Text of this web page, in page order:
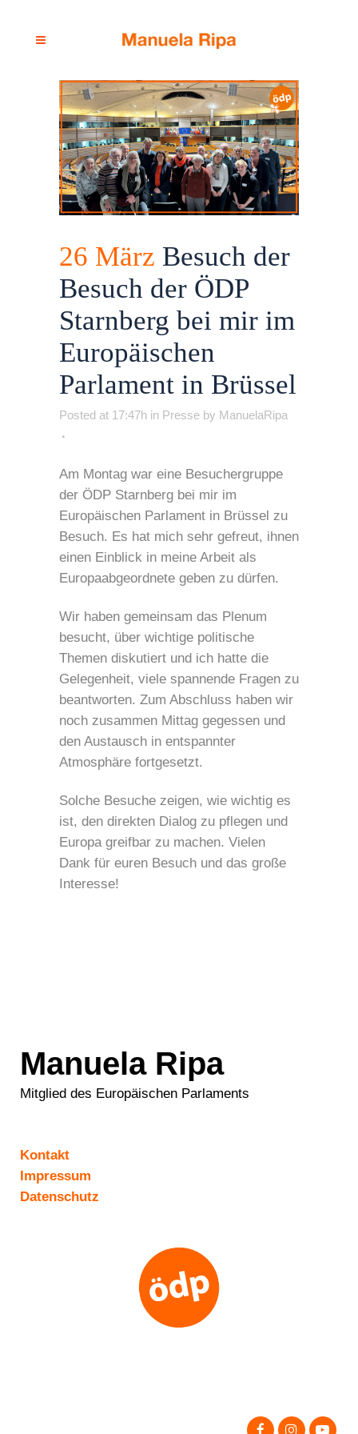
26 März Besuch der
Besuch der ÖDP
Starnberg bei mir im
Europäischen
Parlament in Brüssel
Posted at 17:47h in Presse by ManuelaRipa
Am Montag war eine Besuchergruppe
der ÖDP Starnberg bei mir im
Europäischen Parlament in Brüssel zu
Besuch. Es hat mich sehr gefreut, ihnen
einen Einblick in meine Arbeit als
Europaabgeordnete geben zu dürfen.
Wir haben gemeinsam das Plenum
besucht, über wichtige politische
Themen diskutiert und ich hatte die
Gelegenheit, viele spannende Fragen zu
beantworten. Zum Abschluss haben wir
noch zusammen Mittag gegessen und
den Austausch in entspannter
Atmosphäre fortgesetzt.
Solche Besuche zeigen, wie wichtig es
ist, den direkten Dialog zu pflegen und
Europa greifbar zu machen. Vielen
Dank für euren Besuch und das große
Interesse!
Manuela Ripa
Mitglied des Europäischen Parlaments
Kontakt
Impressum
Datenschutz